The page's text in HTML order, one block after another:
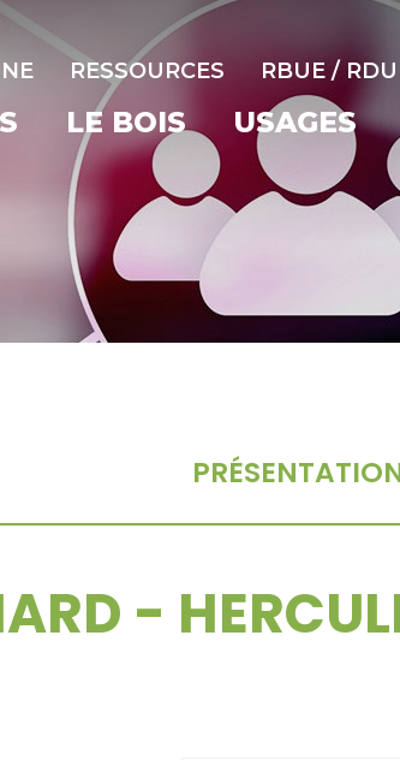
RESSOURCES RBUE /
LE BOIS USAGES
-